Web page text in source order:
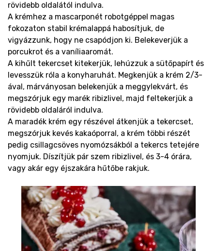
rövidebb oldalától indulva.
A krémhez a mascarponét robotgéppel magas
fokozaton stabil krémalappá habosítjuk, de
vigyázzunk, hogy ne csapódjon ki. Belekeverjük a
porcukrot és a vaníliaaromát.
A kihűlt tekercset kitekerjük, lehúzzuk a sütőpapírt és
levesszük róla a konyharuhát. Megkenjük a krém 2/3-
ával, márványosan belekenjük a meggylekvárt, és
megszórjuk egy marék ribizlivel, majd feltekerjük a
rövidebb oldaláról indulva.
A maradék krém egy részével átkenjük a tekercset,
megszórjuk kevés kakaóporral, a krém többi részét
pedig csillagcsöves nyomózsákból a tekercs tetejére
nyomjuk. Díszítjük pár szem ribizlivel, és 3-4 órára,
vagy akár egy éjszakára hűtőbe rakjuk.